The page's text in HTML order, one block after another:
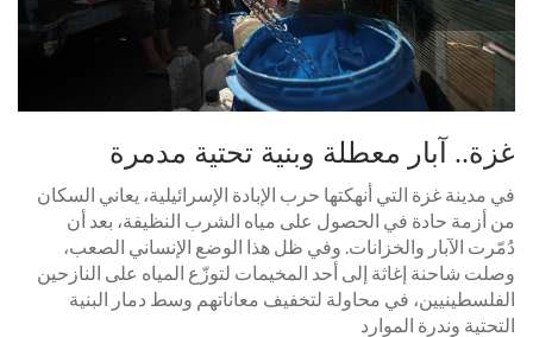
غزة.. آبار معطلة وبنية تحتية مدمرة
في مدينة غزة التي أنهكتها حرب الإبادة الإسرائيلية، يعاني السكان
من أزمة حادة في الحصول على مياه الشرب النظيفة، بعد أن
دُمّرت الآبار والخزانات. وفي ظل هذا الوضع الإنساني الصعب،
وصلت شاحنة إغاثة إلى أحد المخيمات لتوزّع المياه على النازحين
الفلسطينيين، في محاولة لتخفيف معاناتهم وسط دمار البنية
التحتية وندرة الموارد